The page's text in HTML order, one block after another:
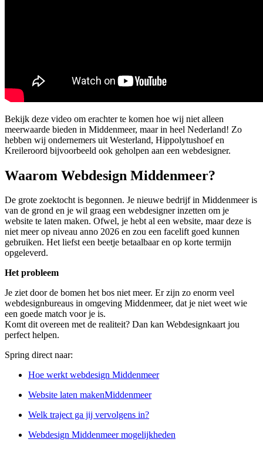
Bekijk deze video om erachter te komen hoe wij niet alleen
meerwaarde bieden in Middenmeer, maar in heel Nederland! Zo
hebben wij ondernemers uit Westerland, Hippolytushoef en
Kreileroord bijvoorbeeld ook geholpen aan een webdesigner.
Waarom Webdesign Middenmeer?
De grote zoektocht is begonnen. Je nieuwe bedrijf in Middenmeer is
van de grond en je wil graag een webdesigner inzetten om je
website te laten maken. Ofwel, je hebt al een website, maar deze is
niet meer op niveau anno 2026 en zou een facelift goed kunnen
gebruiken. Het liefst een beetje betaalbaar en op korte termijn
opgeleverd.
Het probleem
Je ziet door de bomen het bos niet meer. Er zijn zo enorm veel
webdesignbureaus in omgeving Middenmeer, dat je niet weet wie
een goede match voor je is.
Komt dit overeen met de realiteit? Dan kan Webdesignkaart jou
perfect helpen.
Spring direct naar:
Hoe werkt webdesign Middenmeer
Website laten makenMiddenmeer
Welk traject ga jij vervolgens in?
Webdesign Middenmeer mogelijkheden